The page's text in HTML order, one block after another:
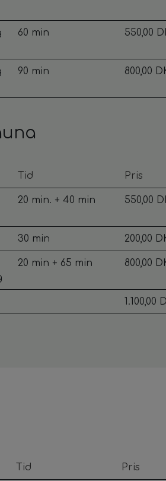
60 min 550,00
90 min 800,00
Tid Pris
20 min. + 40 min 550,00
30 min 200,00
20 min + 65 min 800,00
1.100,00
Tid Pris